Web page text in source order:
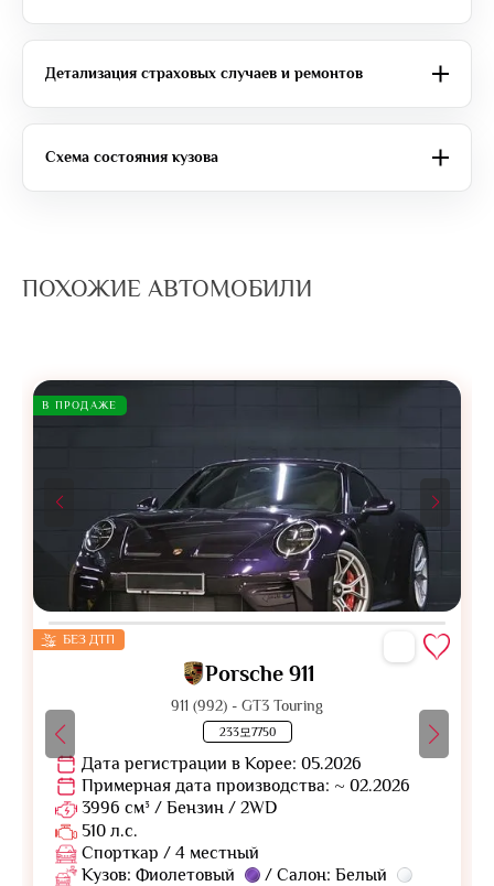
Детализация страховых случаев и ремонтов
Схема состояния кузова
ПОХОЖИЕ АВТОМОБИЛИ
В ПРОДАЖЕ
БЕЗ ДТП
Porsche 911
911 (992) - GT3 Touring
233모7750
Дата регистрации в Корее: 05.2026
Примерная дата производства: ~ 02.2026
3996 см³ / Бензин / 2WD
510 л.с.
Спорткар / 4 местный
Кузов: Фиолетовый
/ Салон: Белый